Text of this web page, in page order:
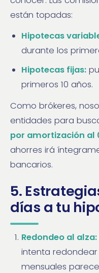
están topadas:
Hipotecas
durante los
Hipotecas fijas:
primeros 10 años.
Como brókeres,
entidades para
por amortización al
ahorres irá
bancarios.
5.
días a tu
Redondeo al alza:
intenta
mensuales